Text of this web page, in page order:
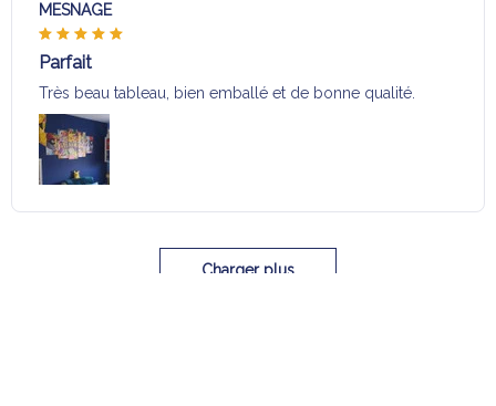
MESNAGE
Parfait
Très beau tableau, bien emballé et de bonne qualité.
Charger plus